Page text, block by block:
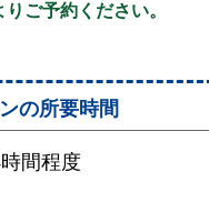
ご予約ください。
の所要時間
間程度